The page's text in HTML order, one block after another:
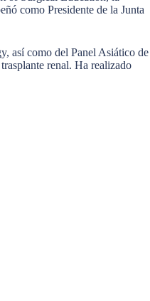
como Presidente de la Junta
así como del Panel Asiático de
renal. Ha realizado